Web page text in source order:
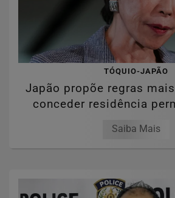
TÓQUIO-JAPÃO
Japão propõe regras
conceder residência
Saiba Mais